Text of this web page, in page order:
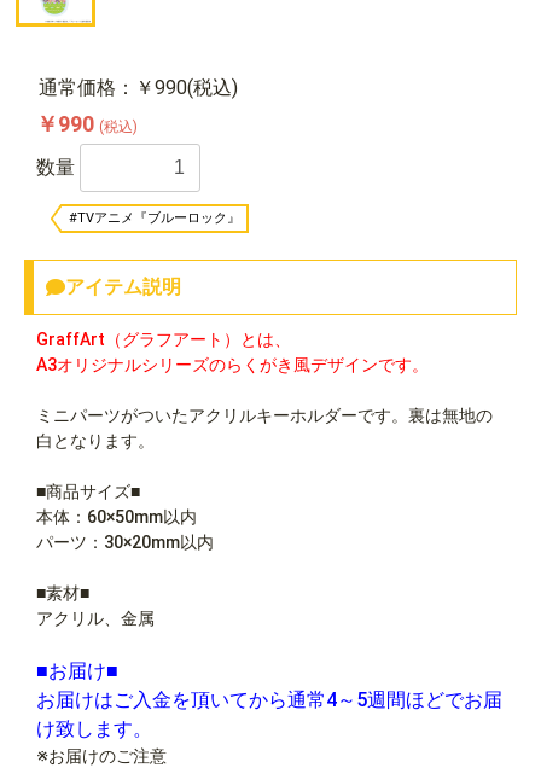
通常価格：￥990(税込)
￥990 (税込)
数量
#TVアニメ『ブルーロック』
アイテム説明
GraffArt（グラフアート）とは、
A3オリジナルシリーズのらくがき風デザインです。
ミニパーツがついたアクリルキーホルダーです。裏は無地の
白となります。
■商品サイズ■
本体：60×50mm以内
パーツ：30×20mm以内
■素材■
アクリル、金属
■お届け■
お届けはご入金を頂いてから通常4～5週間ほどでお届
け致します。
※お届けのご注意